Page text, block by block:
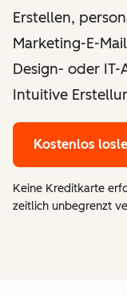
Erstellen,
Marketing-E-
Design- oder IT-
Intuitive
Kostenlos
Keine Kreditkarte
zeitlich unbegrenzt